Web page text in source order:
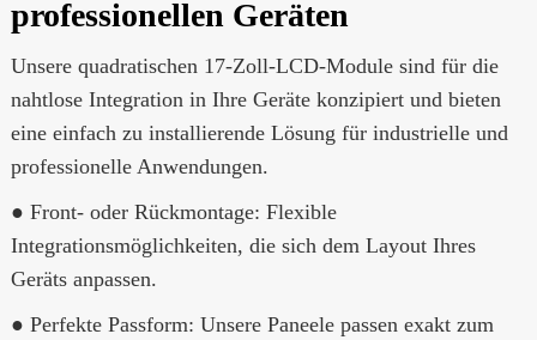
professionellen Geräten
Unsere quadratischen 17-Zoll-LCD-Module sind für die
nahtlose Integration in Ihre Geräte konzipiert und bieten
eine einfach zu installierende Lösung für industrielle und
professionelle Anwendungen.
● Front- oder Rückmontage: Flexible
Integrationsmöglichkeiten, die sich dem Layout Ihres
Geräts anpassen.
● Perfekte Passform: Unsere Paneele passen exakt zum